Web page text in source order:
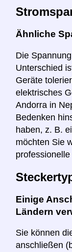
Ähnliche
Die
Unterschied
Geräte
elektrisches
Andorra in
Bedenken
haben, z. B.
möchten Sie
Einige
Ländern
Sie können
anschließen